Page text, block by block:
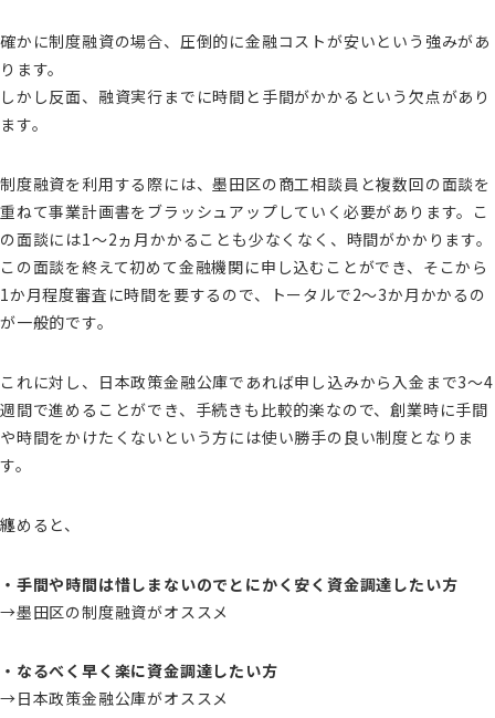
確かに制度融資の場合、圧倒的に金融コストが安いという強みがあ
ります。
しかし反面、融資実行までに時間と手間がかかるという欠点があり
ます。
制度融資を利用する際には、墨田区の商工相談員と複数回の面談を
重ねて事業計画書をブラッシュアップしていく必要があります。こ
の面談には1～2ヵ月かかることも少なくなく、時間がかかります。
この面談を終えて初めて金融機関に申し込むことができ、そこから
1か月程度審査に時間を要するので、トータルで2～3か月かかるの
が一般的です。
これに対し、日本政策金融公庫であれば申し込みから入金まで3～4
週間で進めることができ、手続きも比較的楽なので、創業時に手間
や時間をかけたくないという方には使い勝手の良い制度となりま
す。
纏めると、
・手間や時間は惜しまないのでとにかく安く資金調達したい方
→墨田区の制度融資がオススメ
・なるべく早く楽に資金調達したい方
→日本政策金融公庫がオススメ